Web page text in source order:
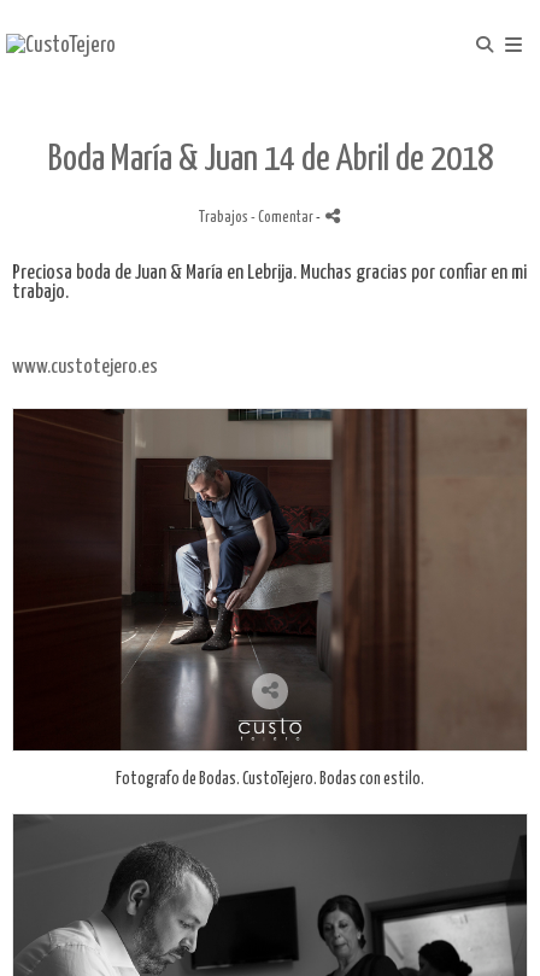
Boda María & Juan 14 de Abril de 2018
Trabajos - Comentar-
Preciosa boda de Juan & María en Lebrija. Muchas gracias por confiar en mi
trabajo.
www.custotejero.es
Fotografo de Bodas. CustoTejero. Bodas con estilo.